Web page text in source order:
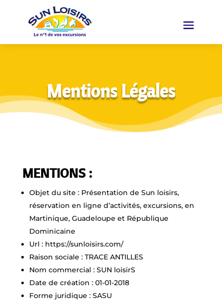
Mentions Légales
MENTIONS :
Objet du site : Présentation de Sun loisirs,
réservation en ligne d’activités, excursions, en
Martinique, Guadeloupe et République
Dominicaine
Url : https://sunloisirs.com/
Raison sociale : TRACE ANTILLES
Nom commercial : SUN loisirS
Date de création : 01-01-2018
Forme juridique : SASU